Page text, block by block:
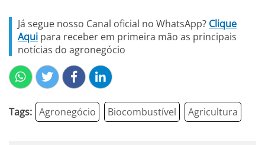
Já segue nosso Canal oficial no WhatsApp? Clique
Aqui para receber em primeira mão as principais
notícias do agronegócio
Tags: Agronegócio Biocombustível Agricultura